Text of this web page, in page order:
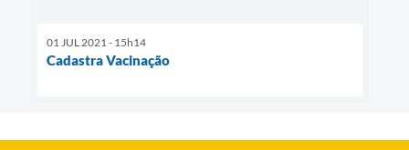
01 JUL 2021 - 15h14
Cadastra Vacinação